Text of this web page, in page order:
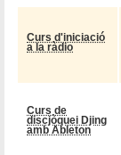
Curs d'iniciació
a la ràdio
Curs de
discjòquei Djing
amb Ableton